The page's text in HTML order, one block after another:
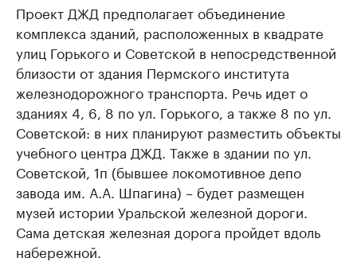
Проект ДЖД предполагает объединение
комплекса зданий, расположенных в квадрате
улиц Горького и Советской в непосредственной
близости от здания Пермского института
железнодорожного транспорта. Речь идет о
зданиях 4, 6, 8 по ул. Горького, а также 8 по ул.
Советской: в них планируют разместить объекты
учебного центра ДЖД. Также в здании по ул.
Советской, 1п (бывшее локомотивное депо
завода им. А.А. Шпагина) – будет размещен
музей истории Уральской железной дороги.
Сама детская железная дорога пройдет вдоль
набережной.